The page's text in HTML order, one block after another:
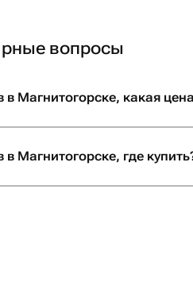
вопросы
в Магнитогорске, какая
Магнитогорске, где